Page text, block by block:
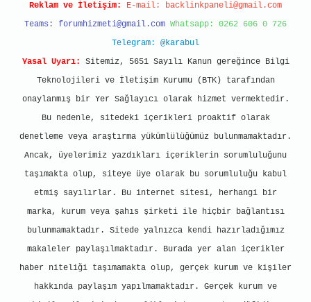
Reklam ve İletişim: E-mail: backlinkpaneli@gmail.com
Teams: forumhizmeti@gmail.com Whatsapp: 0262 606 0 726
Telegram: @karabul
Yasal Uyarı:
Sitemiz, 5651 Sayılı Kanun gereğince Bilgi
Teknolojileri ve İletişim Kurumu (BTK) tarafından
onaylanmış bir Yer Sağlayıcı olarak hizmet vermektedir.
Bu nedenle, sitedeki içerikleri proaktif olarak
denetleme veya araştırma yükümlülüğümüz bulunmamaktadır.
Ancak, üyelerimiz yazdıkları içeriklerin sorumluluğunu
taşımakta olup, siteye üye olarak bu sorumluluğu kabul
etmiş sayılırlar. Bu internet sitesi, herhangi bir
marka, kurum veya şahıs şirketi ile hiçbir bağlantısı
bulunmamaktadır. Sitede yalnızca kendi hazırladığımız
makaleler paylaşılmaktadır. Burada yer alan içerikler
haber niteliği taşımamakta olup, gerçek kurum ve kişiler
hakkında paylaşım yapılmamaktadır. Gerçek kurum ve